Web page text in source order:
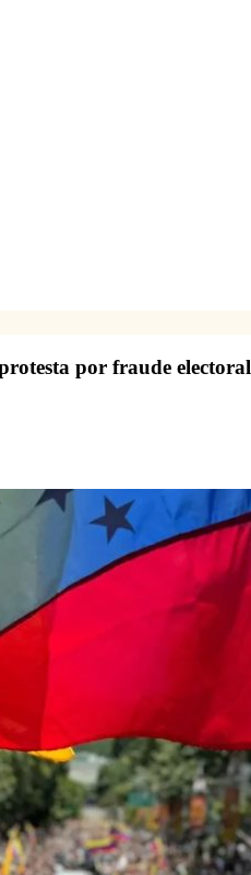
por fraude electoral